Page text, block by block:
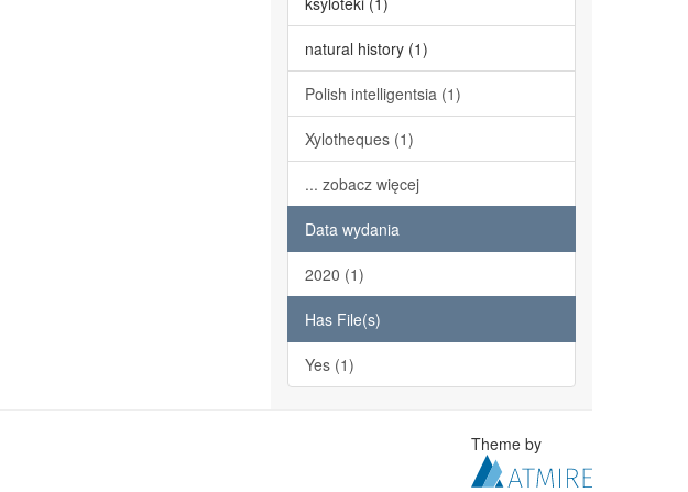
natural history (1)
Polish intelligentsia (1)
Xylotheques (1)
... zobacz więcej
Data wydania
2020 (1)
Has File(s)
Yes (1)
Theme by